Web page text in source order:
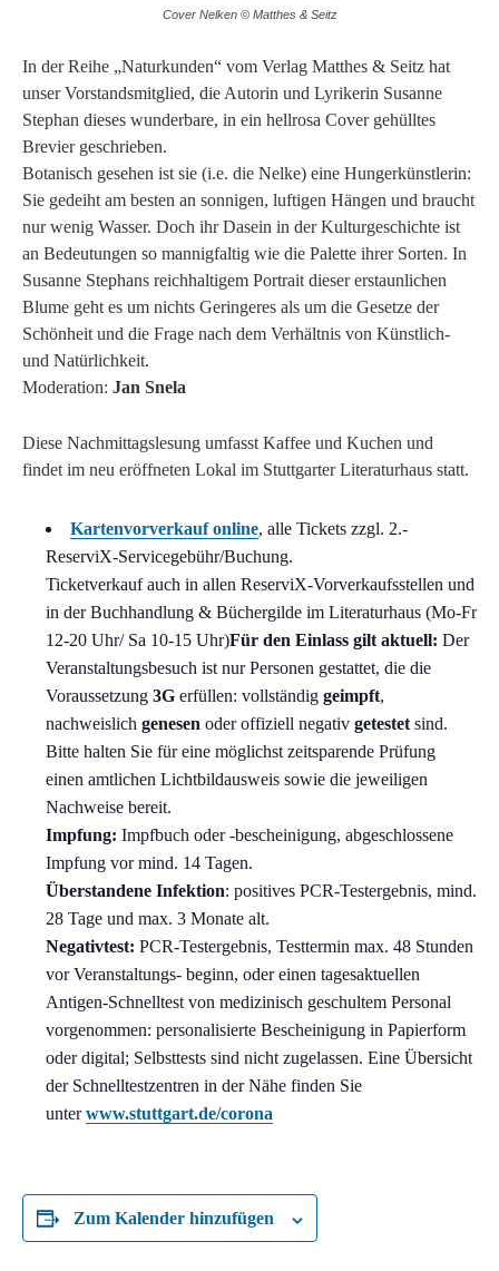
Cover Nelken © Matthes & Seitz
In der Reihe „Naturkunden“ vom Verlag Matthes & Seitz hat
unser Vorstandsmitglied, die Autorin und Lyrikerin Susanne
Stephan dieses wunderbare, in ein hellrosa Cover gehülltes
Brevier geschrieben.
Botanisch gesehen ist sie (i.e. die Nelke) eine Hungerkünstlerin:
Sie gedeiht am besten an sonnigen, luftigen Hängen und braucht
nur wenig Wasser. Doch ihr Dasein in der Kulturgeschichte ist
an Bedeutungen so mannigfaltig wie die Palette ihrer Sorten. In
Susanne Stephans reichhaltigem Portrait dieser erstaunlichen
Blume geht es um nichts Geringeres als um die Gesetze der
Schönheit und die Frage nach dem Verhältnis von Künstlich-
und Natürlichkeit.
Moderation: Jan Snela
Diese Nachmittagslesung umfasst Kaffee und Kuchen und
findet im neu eröffneten Lokal im Stuttgarter Literaturhaus statt.
Kartenvorverkauf online, alle Tickets zzgl. 2.-
ReserviX-Servicegebühr/Buchung.
Ticketverkauf auch in allen ReserviX-Vorverkaufsstellen und
in der Buchhandlung & Büchergilde im Literaturhaus (Mo-Fr
12-20 Uhr/ Sa 10-15 Uhr)Für den Einlass gilt aktuell: Der
Veranstaltungsbesuch ist nur Personen gestattet, die die
Voraussetzung 3G erfüllen: vollständig geimpft,
nachweislich genesen oder offiziell negativ getestet sind.
Bitte halten Sie für eine möglichst zeitsparende Prüfung
einen amtlichen Lichtbildausweis sowie die jeweiligen
Nachweise bereit.
Impfung: Impfbuch oder -bescheinigung, abgeschlossene
Impfung vor mind. 14 Tagen.
Überstandene Infektion: positives PCR-Testergebnis, mind.
28 Tage und max. 3 Monate alt.
Negativtest: PCR-Testergebnis, Testtermin max. 48 Stunden
vor Veranstaltungs- beginn, oder einen tagesaktuellen
Antigen-Schnelltest von medizinisch geschultem Personal
vorgenommen: personalisierte Bescheinigung in Papierform
oder digital; Selbsttests sind nicht zugelassen. Eine Übersicht
der Schnelltestzentren in der Nähe finden Sie
unterwww.stuttgart.de/corona
Zum Kalender hinzufügen